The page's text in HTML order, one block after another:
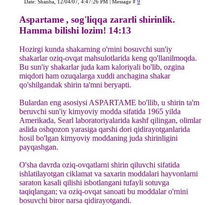
Date: Shanba, 12/04/07, 4:47:26 PM | Message # 9
Aspartame , sog'liqqa zararli shirinlik.
Hamma bilishi lozim! 14:13
Hozirgi kunda shakarning o'rnini bosuvchi sun'iy
shakarlar oziq-ovqat mahsulotlarida keng qo'llanilmoqda.
Bu sun'iy shakarlar juda kam kaloriyali bo'lib, ozgina
miqdori ham ozuqalarga xuddi anchagina shakar
qo'shilgandak shirin ta'mni beryapti.
Bulardan eng asosiysi ASPARTAME bo'llib, u shirin ta'm
beruvchi sun'iy kimyoviy modda sifatida 1965 yilda
Amerikada, Searl laboratoriyalarida kashf qilingan, olimlar
aslida oshqozon yarasiga qarshi dori qidirayotganlarida
hosil bo'lgan kimyoviy moddaning juda shirinligini
payqashgan.
O'sha davrda oziq-ovqatlarni shirin qiluvchi sifatida
ishlatilayotgan ciklamat va saxarin moddalari hayvonlarni
saraton kasali qilishi isbotlangani tufayli sotuvga
taqiqlangan; va oziq-ovqat sanoati bu moddalar o'rnini
bosuvchi biror narsa qidirayotgandi.